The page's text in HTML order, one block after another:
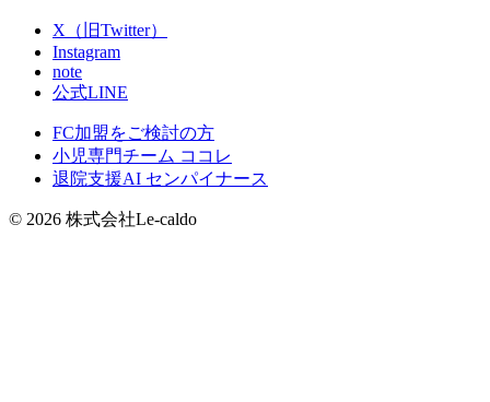
X（旧Twitter）
Instagram
note
公式LINE
FC加盟をご検討の方
小児専門チーム ココレ
退院支援AI センパイナース
© 2026 株式会社Le-caldo